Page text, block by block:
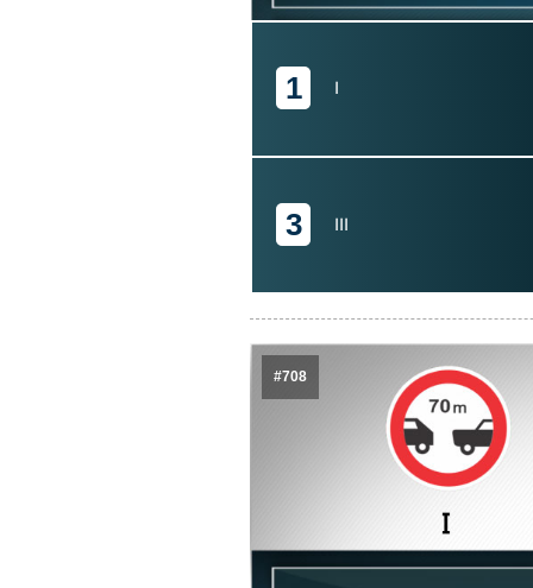
1 I
3 III
#708